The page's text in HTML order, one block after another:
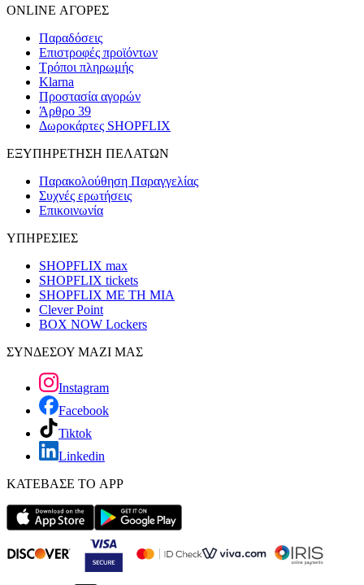
ONLINE ΑΓΟΡΕΣ
Παραδόσεις
Επιστροφές προϊόντων
Τρόποι πληρωμής
Klarna
Προστασία αγορών
Άρθρο 39
Δωροκάρτες SHOPFLIX
ΕΞΥΠΗΡΕΤΗΣΗ ΠΕΛΑΤΩΝ
Παρακολούθηση Παραγγελίας
Συχνές ερωτήσεις
Επικοινωνία
ΥΠΗΡΕΣΙΕΣ
SHOPFLIX max
SHOPFLIX tickets
SHOPFLIX ΜΕ ΤΗ ΜΙΑ
Clever Point
BOX NOW Lockers
ΣΥΝΔΕΣΟΥ ΜΑΖΙ ΜΑΣ
Instagram
Facebook
Tiktok
Linkedin
ΚΑΤΕΒΑΣΕ ΤΟ APP